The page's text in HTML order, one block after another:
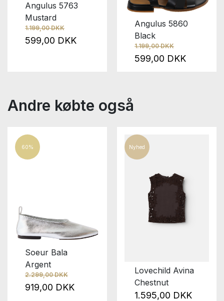
Angulus 5763
Mustard
1.199,00 DKK
599,00 DKK
Angulus 5860
Black
1.199,00 DKK
599,00 DKK
Andre købte også
60%
Soeur Bala
Argent
2.299,00 DKK
919,00 DKK
Nyhed
Lovechild Avina
Chestnut
1.595,00 DKK